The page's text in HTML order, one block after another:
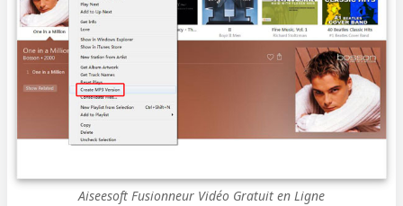
Aiseesoft Fusionneur Vidéo Gratuit en Ligne